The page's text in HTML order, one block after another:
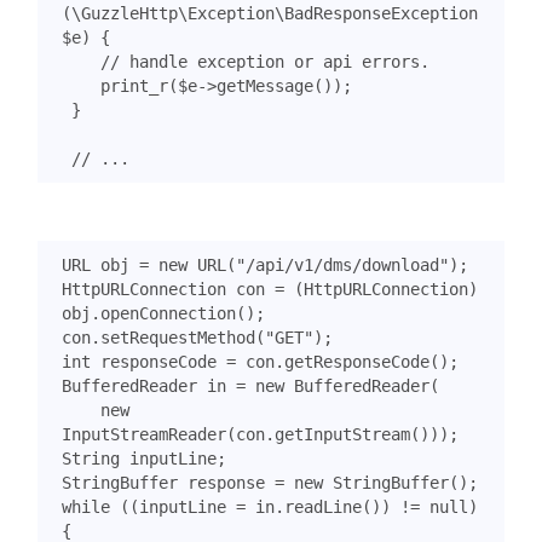
(\GuzzleHttp\Exception\BadResponseException
$e)
{
print_r($e->getMessage());
}
URL obj = new URL ( "/api/v1/dms/download" );
HttpURLConnection con = (HttpURLConnection)
obj . openConnection();
con. setRequestMethod ( "GET" );
int
responseCode = con. getResponseCode();
BufferedReader in = new BufferedReader(
new
InputStreamReader(con. getInputStream()));
String
inputLine;
StringBuffer
response = new StringBuffer();
while
((inputLine = in. readLine()) != null )
{